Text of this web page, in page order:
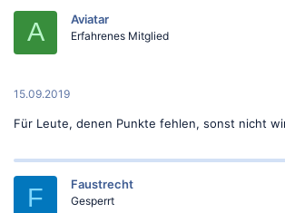
A Aviatar
Erfahrenes Mitglied
15.09.2019
Für Leute, denen Punkte fehlen, sonst nicht
F Faustrecht
Gesperrt